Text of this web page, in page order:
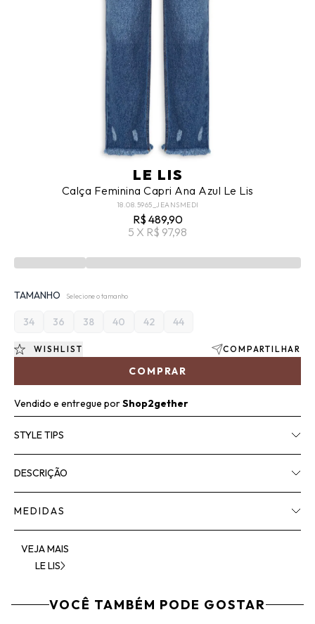
LE LIS
Calça Feminina Capri Ana Azul Le Lis
18.08.5965_JEANSMEDI
R$ 489,90
5 X R$ 97,98
TAMANHO Selecione o tamanho
34 36 38 40 42 44
COMPRAR
WISHLIST COMPARTILHAR
Vendido e entregue porShop2gether
STYLE TIPS
DESCRIÇÃO
MEDIDAS
VEJA MAIS
LE LIS
VOCÊ TAMBÉM PODE GOSTAR